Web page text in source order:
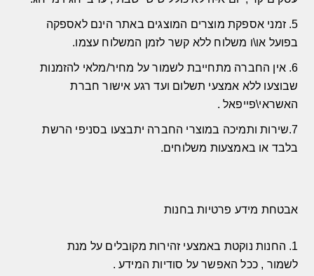
5. זמני אספקת מוצרים המוצגים באתר הינם לאספקה
בפועל או\ו משלוח ללא קשר לזמן המשלוח עצמו.
6. אין החברה מתחייבת לשמור על מחיר/מלאי להזמנות
שבוצעו ללא אמצעי תשלום ועד רגע אישור חברת
האשראי\פייפאל .
7.שירות ותמיכה במוצרי החברה יתבצעו בסניפי הרשת
בלבד או באמצעות משלוחים.
אבטחת מידע פרטיות בחנות
1. החנות נוקטת באמצעי זהירות מקובלים על מנת
לשמור ,ככל האפשר על סודיות המידע .